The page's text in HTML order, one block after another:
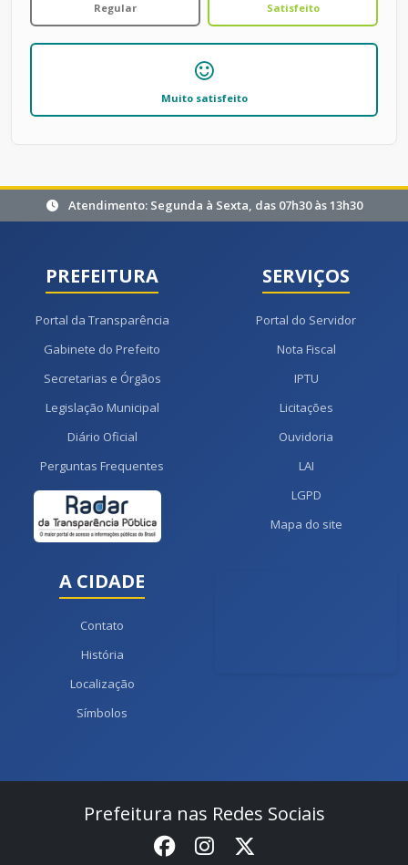
Regular Satisfeito
Muito satisfeito
Atendimento: Segunda à Sexta, das 07h30 às 13h30
PREFEITURA
Portal da Transparência
Gabinete do Prefeito
Secretarias e Órgãos
Legislação Municipal
Diário Oficial
Perguntas Frequentes
SERVIÇOS
Portal do Servidor
Nota Fiscal
IPTU
Licitações
Ouvidoria
LAI
LGPD
Mapa do site
A CIDADE
Contato
História
Localização
Símbolos
Prefeitura nas Redes Sociais